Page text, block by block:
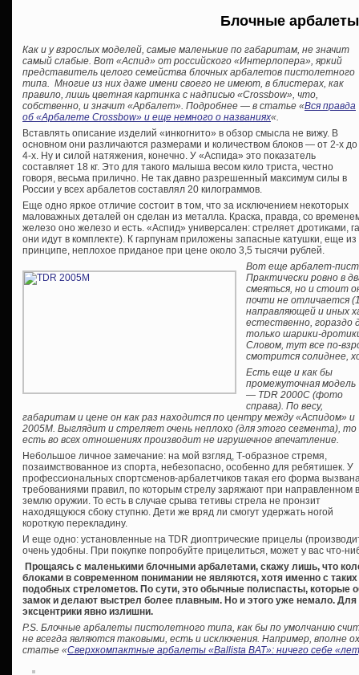
Блочные арбалеты
Как и у взрослых моделей, самые маленькие по габаритам, не значит
самый слабые. Вот «Аспид» от российского «Интерлопера», яркий
представитель целого семейства блочных арбалетов пистолетного
типа. Многие из них даже имени своего не имеют, в блистерах, как
правило, лишь цветная картинка с надписью «Crossbow», что,
собственно, и значит «Арбалет». Подробнее — в статье «Вся правда
об «Арбалете Crossbow» и еще немного о названиях«.
Вставлять описание изделий «инкогнито» в обзор смысла не вижу. В
основном они различаются размерами и количеством блоков — от 2-х до
4-х. Ну и силой натяжения, конечно. У «Аспида» это показатель
составляет 18 кг. Это для такого малыша весом кило триста, честно
говоря, весьма прилично. Не так давно разрешенный максимум силы в
России у всех арбалетов составлял 20 килограммов.
Еще одно яркое отличие состоит в том, что за исключением некоторых
маловажных деталей он сделан из металла. Краска, правда, со
железо оно железо и есть. «Аспид» универсален: стреляет дротиками,
они идут в комплекте). К гарпунам приложены запасные катушки, еще
принципе, неплохое приданое при цене около 3,5 тысячи рублей.
Вот еще арбалет-
Практически ровно в
смеяться, но и стоит
почти не отличается
направляющей и иных
естественно, гораздо
только шарики-
Словом, тут все по-
смотрится солиднее,
Есть еще и как бы
промежуточная модель
— TDR 2000С (фото
справа). По весу,
габаритам и цене он как раз находится по центру между «Аспидом» и
2005М. Выглядит и стреляет очень неплохо (для этого сегмента), то
есть во всех отношениях производит не игрушечное впечатление.
Небольшое личное замечание: на мой взгляд, Т-образное стремя,
позаимствованное из спорта, небезопасно, особенно для ребятишек. У
профессиональных спортсменов-арбалетчиков такая его форма
требованиями правил, по которым стрелу заряжают при направленном в
землю оружии. То есть в случае срыва тетивы стрела не пронзит
находящуюся сбоку ступню. Дети же вряд ли смогут удержать ногой
короткую перекладину.
И еще одно: установленные на TDR диоптрические прицелы
очень удобны. При покупке попробуйте прицелиться, может у вас что-
Прощаясь с маленькими блочными арбалетами, скажу лишь, что
блоками в современном понимании не являются, хотя именно с
подобных стрелометов. По сути, это обычные полиспасты, которые
замок и делают выстрел более плавным. Но и этого уже немало. Для
эксцентрики явно излишни.
P.S. Блочные арбалеты пистолетного типа, как бы по умолчанию
не всегда являются таковыми, есть и исключения. Например, вполне
статье «Сверхкомпактные арбалеты «Ballista BAT»: ничего себе